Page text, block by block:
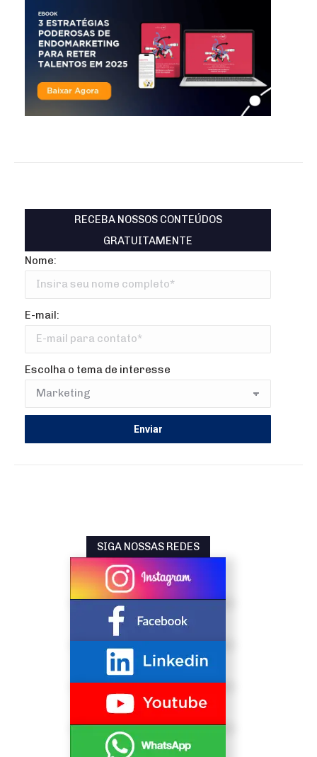
RECEBA NOSSOS CONTEÚDOS
GRATUITAMENTE
Nome:
E-mail:
Escolha o tema de interesse
SIGA NOSSAS REDES